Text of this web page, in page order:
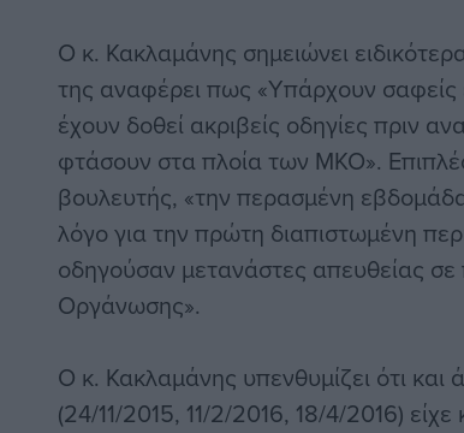
Ο κ. Κακλαμάνης σημειώνει
της αναφέρει πως «Υπάρχουν σαφείς
έχουν δοθεί ακριβείς οδηγίες πριν
φτάσουν στα πλοία των ΜΚΟ».
βουλευτής, «την περασμένη
λόγο για την πρώτη διαπιστωμένη
οδηγούσαν μετανάστες απευθείας
Οργάνωσης».
Ο κ. Κακλαμάνης υπενθυμίζει ότι
(24/11/2015, 11/2/2016, 18/4/2016)